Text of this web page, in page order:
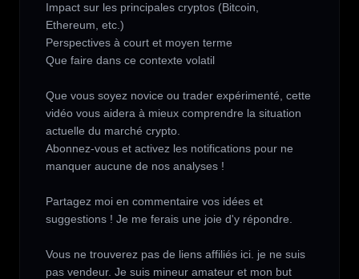
Impact sur les principales cryptos (Bitcoin,
Ethereum, etc.)
Perspectives à court et moyen terme
Que faire dans ce contexte volatil
Que vous soyez novice ou trader expérimenté, cette
vidéo vous aidera à mieux comprendre la situation
actuelle du marché crypto.
Abonnez-vous et activez les notifications pour ne
manquer aucune de nos analyses !
Partagez moi en commentaire vos idées et
suggestions ! Je me ferais une joie d'y répondre.
Vous ne trouverez pas de liens affiliés ici. je ne suis
pas vendeur. Je suis mineur amateur et mon but